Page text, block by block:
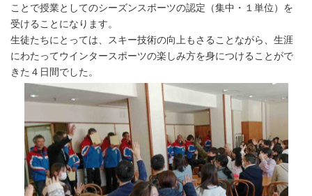
ことで授業としてのシーズンスポーツの認定（集中・１単位）を
受けることになります。
生徒たちにとっては、スキー技術の向上もさることながら、生涯
にわたってウインタースポーツの楽しみ方を身につけることがで
きた４日間でした。